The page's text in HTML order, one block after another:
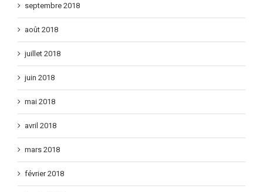
septembre 2018
août 2018
juillet 2018
juin 2018
mai 2018
avril 2018
mars 2018
février 2018